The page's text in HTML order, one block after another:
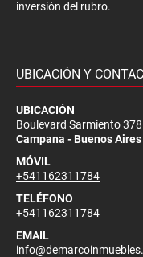
inversión del rubro.
UBICACIÓN Y
UBICACIÓN
Boulevard Sarmiento 378
Campana - Buenos
MÓVIL
+541162311784
TELÉFONO
+541162311784
EMAIL